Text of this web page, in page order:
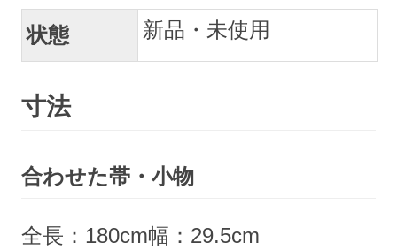
状態 新品・未使用
寸法
合わせた帯・小物
全長：180cm幅：29.5cm